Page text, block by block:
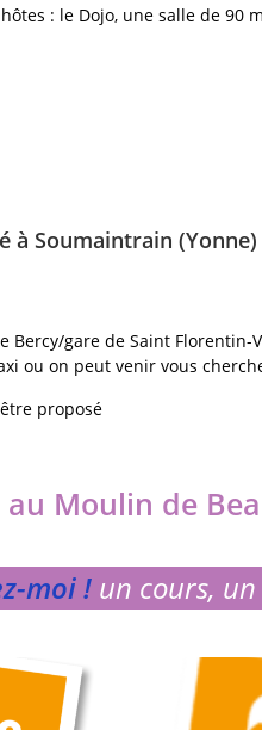
: le Dojo, une salle de 90
à Soumaintrain (Yonne)
Bercy/gare de Saint Florentin-
ou on peut venir vous
proposé
Moulin de
moi ! un cours,